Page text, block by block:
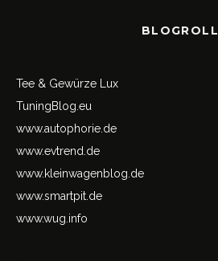
BLOGROLL
Tee & Gewürze Lux
TuningBlog.eu
www.autophorie.de
www.evtrend.de
www.kleinwagenblog.de
www.smartpit.de
www.wug.info